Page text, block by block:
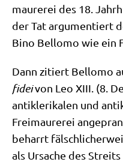
mau­re­rei des 18.
der Tat argu­men­tiert
Bino Bel­lo­mo wie ein
Dann zitiert Bel­lo­mo
fideivon Leo XIII. (8.
anti­kle­ri­ka­len und
Frei­mau­re­rei
beharrt
als Ursa­che des